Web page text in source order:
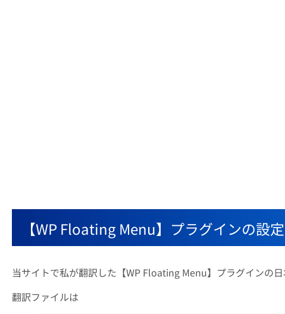
【WP Floating Menu】プラグインの設
当サイトで私が翻訳した【WP Floating Menu】プラグインの日
翻訳ファイルは